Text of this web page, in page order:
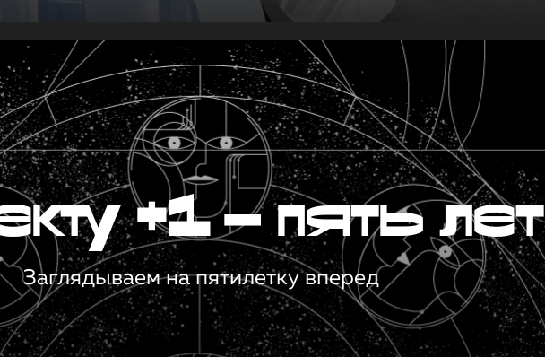
+1 — пять лет
Заглядываем на пятилетку вперед